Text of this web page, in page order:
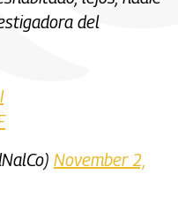
del
November 2,